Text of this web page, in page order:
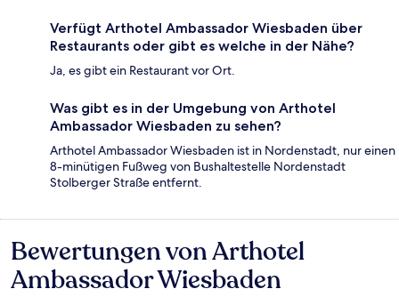
Verfügt Arthotel Ambassador Wiesbaden über
Restaurants oder gibt es welche in der Nähe?
Ja, es gibt ein Restaurant vor Ort.
Was gibt es in der Umgebung von Arthotel
Ambassador Wiesbaden zu sehen?
Arthotel Ambassador Wiesbaden ist in Nordenstadt, nur einen
8-minütigen Fußweg von Bushaltestelle Nordenstadt
Stolberger Straße entfernt.
Bewertungen
Bewertungen von Arthotel
Ambassador Wiesbaden